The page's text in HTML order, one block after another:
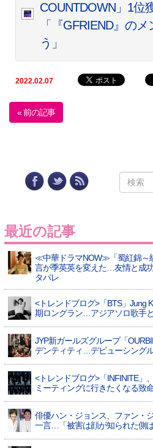
COUNTDOWN」1位
「『GFRIEND』の
う」
2022.02.07
« 前の記事
最近の記事
≪中華ドラマNOW≫「蜀紅錦～
言が季英英を変えた…友情と成
タバレ
<トレンドブログ>「BTS」Jung
期ロングラン…アジアソロ歌手
JYP新ガールズグループ「
デンティティ…デビューシング
<トレンドブログ>「INFINITE」
ミーティングに行きたくなる致
俳優ハン・ジョンス、ファン・
一言…「被害は顔が知られた側ば